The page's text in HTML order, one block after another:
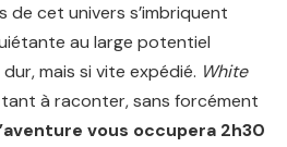
de cet univers s’imbriquent
au large potentiel
mais si vite expédié. White
à raconter, sans forcément
vous occupera 2h30